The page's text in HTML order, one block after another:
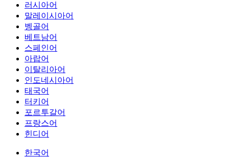
러시아어
말레이시아어
벵골어
베트남어
스페인어
아랍어
이탈리아어
인도네시아어
태국어
터키어
포르투갈어
프랑스어
힌디어
한국어